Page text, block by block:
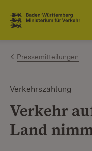
Zum Inhalt
Link zur Startseite
Pressemitteilungen
Verkehrszählung
Verkehr
Land